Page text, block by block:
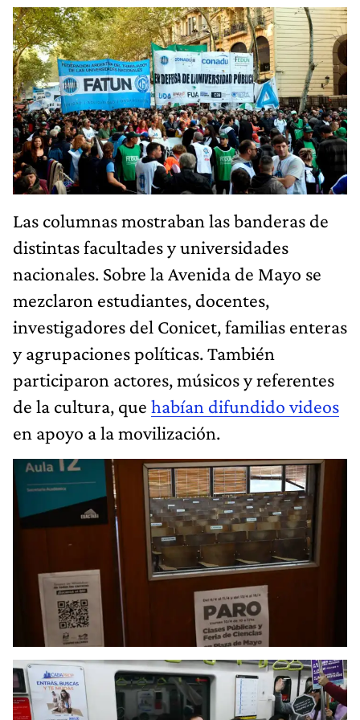
Las columnas mostraban las banderas de
distintas facultades y universidades
nacionales. Sobre la Avenida de Mayo se
mezclaron estudiantes, docentes,
investigadores del Conicet, familias enteras
y agrupaciones políticas. También
participaron actores, músicos y referentes
de la cultura, que habían difundido videos
en apoyo a la movilización.